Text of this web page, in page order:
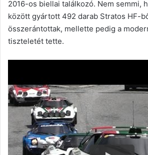
2016-os biellai találkozó. Nem semmi,
között gyártott 492 darab Stratos HF-
összerántottak, mellette pedig a
tiszteletét tette.